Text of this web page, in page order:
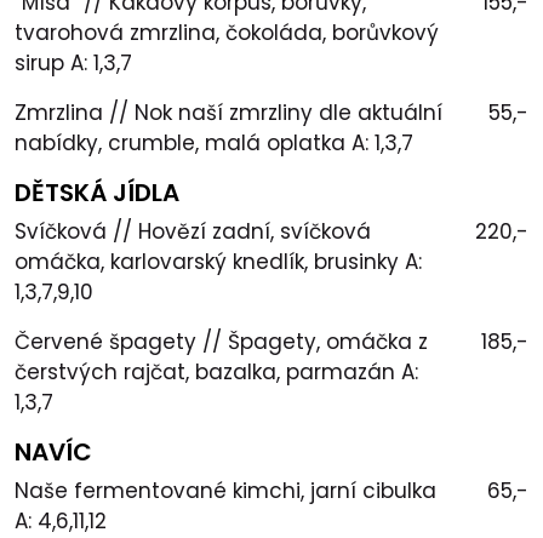
tvarohová zmrzlina, čokoláda, borůvkový
sirup A: 1,3,7
Zmrzlina // Nok naší zmrzliny dle aktuální
nabídky, crumble, malá oplatka A: 1,3,7
55,-
DĚTSKÁ JÍDLA
Svíčková // Hovězí zadní, svíčková
omáčka, karlovarský knedlík, brusinky A:
1,3,7,9,10
220,-
Červené špagety // Špagety, omáčka z
čerstvých rajčat, bazalka, parmazán A:
1,3,7
185,-
NAVÍC
Naše fermentované kimchi, jarní cibulka
A: 4,6,11,12
65,-